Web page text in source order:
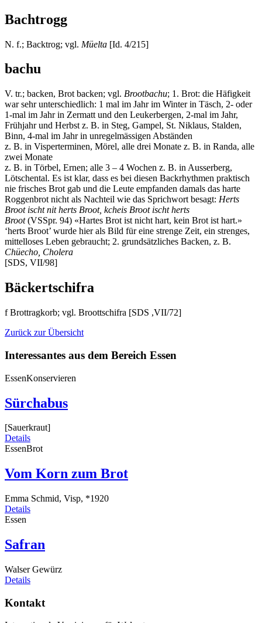
Bachtrogg
N. f.; Backtrog; vgl. Müelta [Id. 4/215]
bachu
V. tr.; backen, Brot backen; vgl. Brootbachu; 1. Brot: die Häfigkeit
war sehr unterschiedlich: 1 mal im Jahr im Winter in Täsch, 2- oder
1-mal im Jahr in Zermatt und den Leukerbergen, 2-mal im Jahr,
Frühjahr und Herbst z. B. in Steg, Gampel, St. Niklaus, Stalden,
Binn, 4-mal im Jahr in unregelmässigen Abständen
z. B. in Visperterminen, Mörel, alle drei Monate z. B. in Randa, alle
zwei Monate
z. B. in Törbel, Ernen; alle 3 – 4 Wochen z. B. in Ausserberg,
Lötschental. Es ist klar, dass es bei diesen Backrhythmen praktisch
nie frisches Brot gab und die Leute empfanden damals das harte
Roggenbrot nicht als Nachteil wie das Sprichwort besagt: Herts
Broot ischt nit herts Broot, kcheis Broot ischt herts
Broot(VSSpr. 94) «Hartes Brot ist nicht hart, kein Brot ist hart.»
‘herts Broot’ wurde hier als Bild für eine strenge Zeit, ein strenges,
mittelloses Leben gebraucht; 2. grundsätzliches Backen, z. B.
Chüecho, Cholera
[SDS, VII/98]
Bäckertschifra
f Brottragkorb; vgl. Broottschifra [SDS ,VII/72]
Zurück zur Übersicht
Interessantes aus dem Bereich Essen
EssenKonservieren
Sürchabus
[Sauerkraut]
Details
EssenBrot
Vom Korn zum Brot
Emma Schmid, Visp, *1920
Details
Essen
Safran
Walser Gewürz
Details
Kontakt